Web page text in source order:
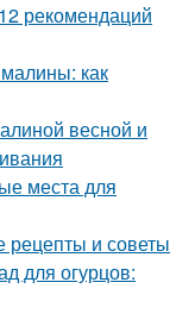
рекомендаций
как
весной и
места для
рецепты и советы
для огурцов: